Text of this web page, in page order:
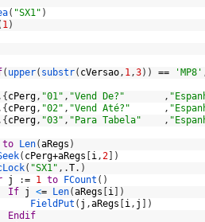
( "SX1" )
1 )
( upper( substr( cVersao , 1 ,3) ) == 'MP8'
, {cPerg , "01" , "Vend De?" ,
, {cPerg , "02" , "Vend Até?" ,
, {cPerg , "03" , "Para Tabela" ,
to Len(aRegs )
( cPerg+aRegs [i , 2] )
( "SX1" , .T. )
j := 1 to FCount ( )
If j <= Len(aRegs [i ] )
FieldPut ( j ,aRegs [i , j ] )
Endif